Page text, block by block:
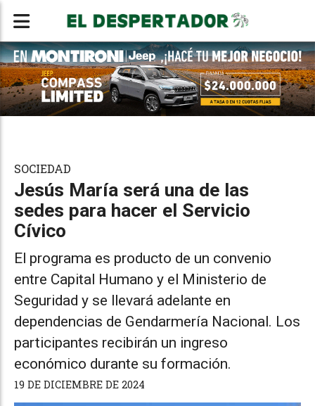
Jesús María será una de las
sedes para hacer el Servicio
Cívico
El programa es producto de un convenio
entre Capital Humano y el Ministerio de
Seguridad y se llevará adelante en
dependencias de Gendarmería Nacional. Los
participantes recibirán un ingreso
económico durante su formación.
SOCIEDAD
19 DE DICIEMBRE DE 2024